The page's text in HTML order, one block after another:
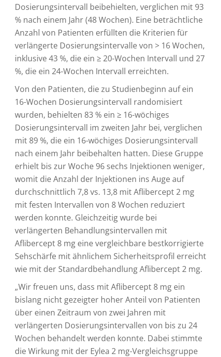
Dosierungsintervall beibehielten, verglichen mit 93
% nach einem Jahr (48 Wochen). Eine beträchtliche
Anzahl von Patienten erfüllten die Kriterien für
verlängerte Dosierungsintervalle von > 16 Wochen,
inklusive 43 %, die ein ≥ 20-Wochen Intervall und 27
%, die ein 24-Wochen Intervall erreichten.
Von den Patienten, die zu Studienbeginn auf ein
16-Wochen Dosierungsintervall randomisiert
wurden, behielten 83 % ein ≥ 16-wöchiges
Dosierungsintervall im zweiten Jahr bei, verglichen
mit 89 %, die ein 16-wöchiges Dosierungsintervall
nach einem Jahr beibehalten hatten. Diese Gruppe
erhielt bis zur Woche 96 sechs Injektionen weniger,
womit die Anzahl der Injektionen ins Auge auf
durchschnittlich 7,8 vs. 13,8 mit Aflibercept 2 mg
mit festen Intervallen von 8 Wochen reduziert
werden konnte. Gleichzeitig wurde bei
verlängerten Behandlungsintervallen mit
Aflibercept 8 mg eine vergleichbare bestkorrigierte
Sehschärfe mit ähnlichem Sicherheitsprofil erreicht
wie mit der Standardbehandlung Aflibercept 2 mg.
„Wir freuen uns, dass mit Aflibercept 8 mg ein
bislang nicht gezeigter hoher Anteil von Patienten
über einen Zeitraum von zwei Jahren mit
verlängerten Dosierungsintervallen von bis zu 24
Wochen behandelt werden konnte. Dabei stimmte
die Wirkung mit der Eylea 2 mg-Vergleichsgruppe